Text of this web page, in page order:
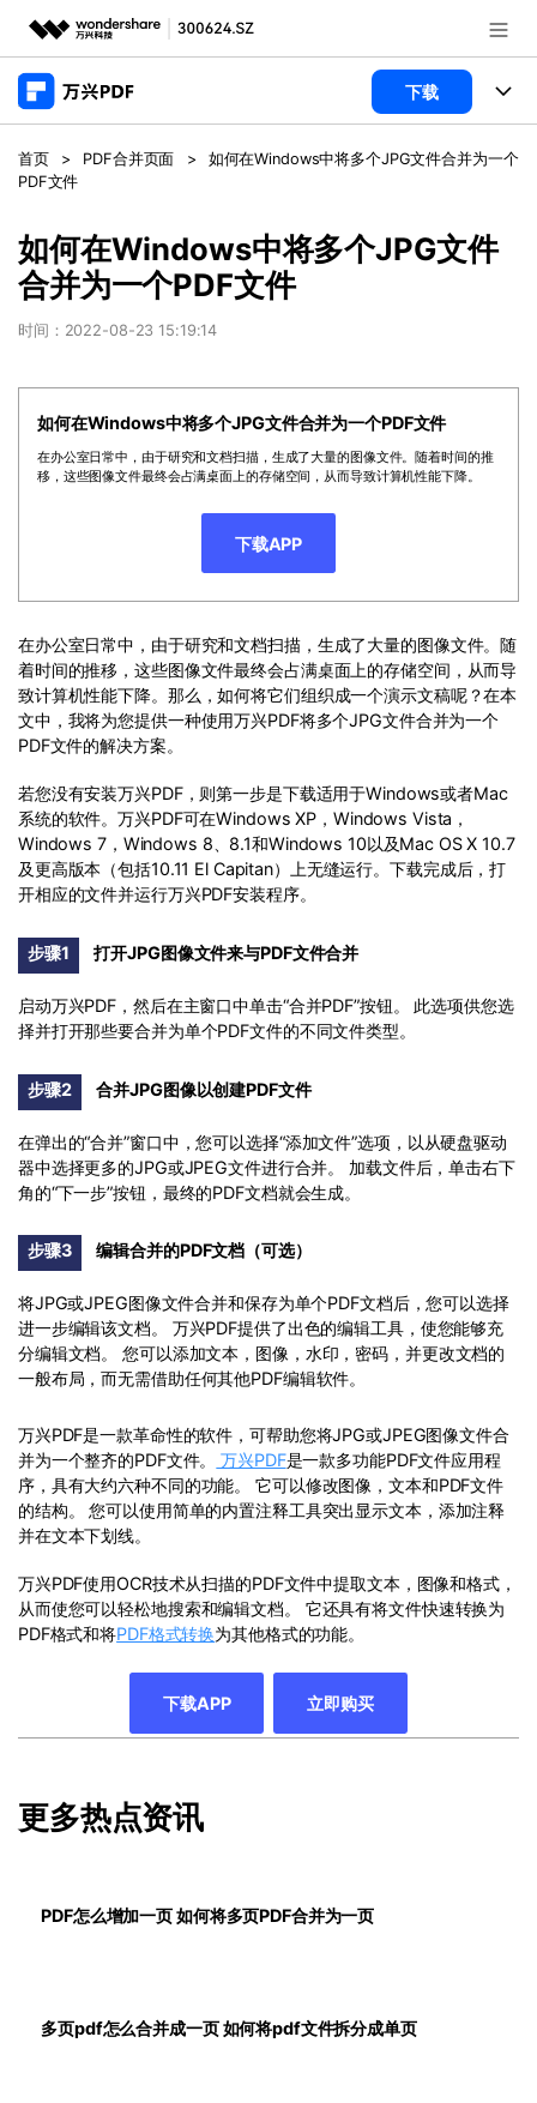
推荐产品
实用工具
政企服务
关于万兴
加入我们
帮助中心
客服热线：4000-300624
下载
产品
万兴PDF Windows版
万兴PDF Mac版
万兴PDF 安卓版
万兴PDF iOS版
PDF新功能
PDF编辑器
PDF合并工具
PDF转换器
PDF加密
PDF批量工具
PDF提取页面
PDF表格
PDF页面调整
PDF文件创建
PDF注释
PDF OCR
商业合作
学校&教育
经销商招募
帮助中心
产品支持
用户指南
常见问题
产品资讯
01.热门软件
03.编辑PDF
查看更多 >
首页 > PDF合并页面 >
如何在Windows中将多个JPG文件合并为一个
PDF文件
如何在Windows中将多个JPG文件
合并为一个PDF文件
时间：2022-08-23 15:19:14
如何在Windows中将多个JPG文件合并为一个PDF文件
在办公室日常中，由于研究和文档扫描，生成了大量的图像文件。随着时间的推
移，这些图像文件最终会占满桌面上的存储空间，从而导致计算机性能下降。
下载APP
在办公室日常中，由于研究和文档扫描，生成了大量的图像文件。随
着时间的推移，这些图像文件最终会占满桌面上的存储空间，从而导
致计算机性能下降。那么，如何将它们组织成一个演示文稿呢？在本
文中，我将为您提供一种使用万兴PDF将多个JPG文件合并为一个
PDF文件的解决方案。
若您没有安装万兴PDF，则第一步是下载适用于Windows或者Mac
系统的软件。万兴PDF可在Windows XP，Windows Vista，
Windows 7，Windows 8、8.1和Windows 10以及Mac OS X 10.7
及更高版本（包括10.11 El Capitan）上无缝运行。下载完成后，打
开相应的文件并运行万兴PDF安装程序。
步骤1 打开JPG图像文件来与PDF文件合并
启动万兴PDF，然后在主窗口中单击“合并PDF”按钮。 此选项供您选
择并打开那些要合并为单个PDF文件的不同文件类型。
步骤2 合并JPG图像以创建PDF文件
在弹出的“合并”窗口中，您可以选择“添加文件”选项，以从硬盘驱动
器中选择更多的JPG或JPEG文件进行合并。 加载文件后，单击右下
角的“下一步”按钮，最终的PDF文档就会生成。
步骤3 编辑合并的PDF文档（可选）
将JPG或JPEG图像文件合并和保存为单个PDF文档后，您可以选择
进一步编辑该文档。 万兴PDF提供了出色的编辑工具，使您能够充
分编辑文档。 您可以添加文本，图像，水印，密码，并更改文档的
一般布局，而无需借助任何其他PDF编辑软件。
万兴PDF是一款革命性的软件，可帮助您将JPG或JPEG图像文件合
并为一个整齐的PDF文件。
万兴PDF是一款多功能PDF文件应用程
序，具有大约六种不同的功能。 它可以修改图像，文本和PDF文件
的结构。 您可以使用简单的内置注释工具突出显示文本，添加注释
并在文本下划线。
万兴PDF使用OCR技术从扫描的PDF文件中提取文本，图像和格式，
从而使您可以轻松地搜索和编辑文档。 它还具有将文件快速转换为
PDF格式和将PDF格式转换为其他格式的功能。
下载APP 立即购买
更多热点资讯
PDF怎么增加一页 如何将多页PDF合并为一页
多页pdf怎么合并成一页 如何将pdf文件拆分成单页